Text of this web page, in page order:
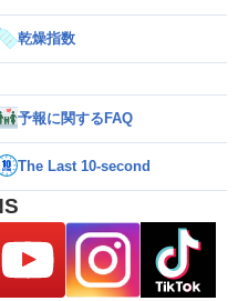
乾燥指数
予報に関するFAQ
The Last 10-second